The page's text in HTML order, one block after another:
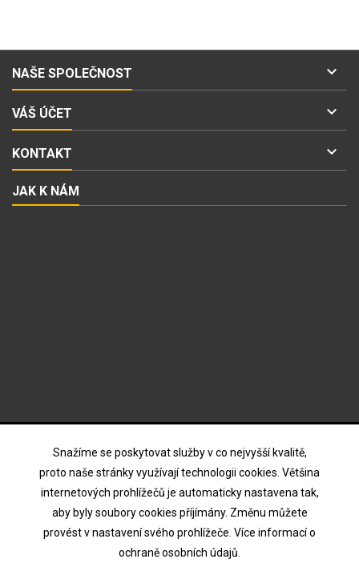
Snažíme se poskytovat služby v co nejvyšší kvalitě,
proto naše stránky využívají technologii cookies. Většina
internetových prohlížečů je automaticky nastavena tak,
aby byly soubory cookies příjímány. Změnu můžete
provést v nastavení svého prohlížeče. Více informací o
ochraně osobních údajů.
NAŠE SPOLEČNOST 
VÁŠ ÚČET 
KONTAKT 
JAK K NÁM
Souhlasím s podmínkami a zásadami ochrany osobních
údajů